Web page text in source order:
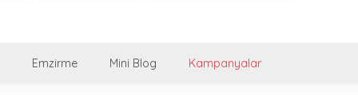
Emzirme Mini Blog Kampanyalar